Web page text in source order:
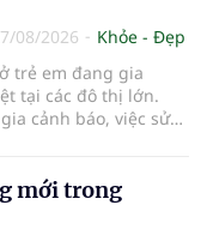
08/2026
Khỏe - Đẹp
trẻ em đang gia
tại các đô thị lớn.
cảnh báo, việc sử
chưa đạt chuẩn
trạng cận thị ngày
mới trong